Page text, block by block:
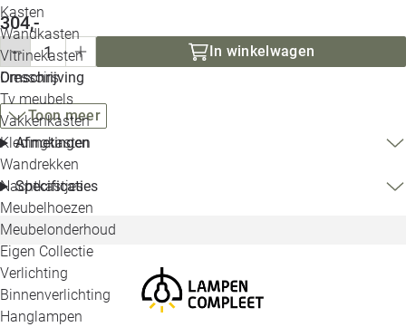
Kasten
Wandkasten
Vitrinekasten
Dressoirs
Tv meubels
Vakkenkasten
Kledingkasten
Wandrekken
Nachtkastjes
Meubelhoezen
Meubelonderhoud
Eigen Collectie
Verlichting
Binnenverlichting
Hanglampen
304,-
In winkelwagen
Omschrijving
Toon meer
Afmetingen
Specificaties